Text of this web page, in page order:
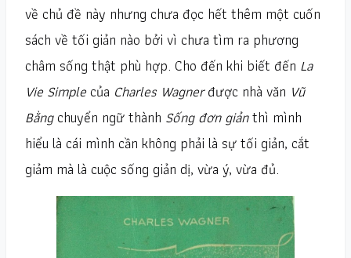
về chủ đề này nhưng chưa đọc hết thêm một cuốn
sách về tối giản nào bởi vì chưa tìm ra phương
châm sống thật phù hợp. Cho đến khi biết đến La
Vie Simplecủa Charles Wagnerđược nhà văn Vũ
Bằngchuyển ngữ thành Sống đơn giảnthì mình
hiểu là cái mình cần không phải là sự tối giản, cắt
giảm mà là cuộc sống giản dị, vừa ý, vừa đủ.